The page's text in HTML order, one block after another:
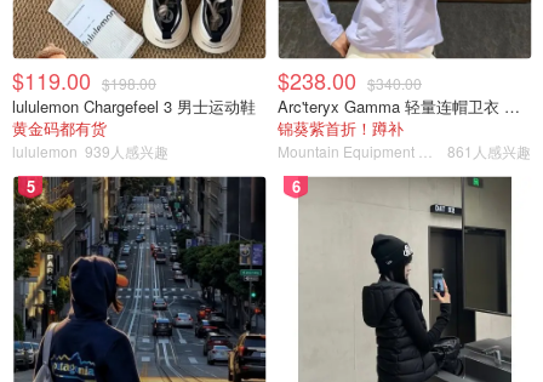
$119.00 $198.00
lululemon Chargefeel 3 男士运动鞋
黄金码都有货
lululemon 939人感兴趣
$238.00 $340.00
Arc'teryx Gamma 轻量连帽卫衣 女款
锦葵紫首折！蹲补
861人感兴趣
5 6